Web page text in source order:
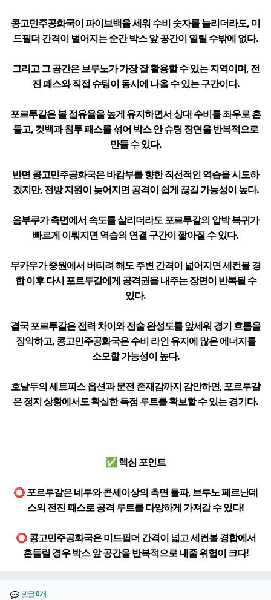
콩고민주공화국이 파이브백을 세워 수비 숫자를 늘리더라도, 미
드필더 간격이 벌어지는 순간 박스 앞 공간이 열릴 수밖에 없다.
그리고 그 공간은 브루노가 가장 잘 활용할 수 있는 지역이며, 전
진 패스와 직접 슈팅이 동시에 나올 수 있는 구간이다.
포르투갈은 볼 점유율을 높게 유지하면서 상대 수비를 좌우로 흔
들고, 컷백과 침투 패스를 섞어 박스 안 슈팅 장면을 반복적으로
만들 수 있다.
반면 콩고민주공화국은 바캄부를 향한 직선적인 역습을 시도하
겠지만, 전방 지원이 늦어지면 공격이 쉽게 끊길 가능성이 높다.
음부쿠가 측면에서 속도를 살리더라도 포르투갈의 압박 복귀가
빠르게 이뤄지면 역습의 연결 구간이 짧아질 수 있다.
무카우가 중원에서 버티려 해도 주변 간격이 넓어지면 세컨볼 경
합 이후 다시 포르투갈에게 공격권을 내주는 장면이 반복될 수
있다.
결국 포르투갈은 전력 차이와 전술 완성도를 앞세워 경기 흐름을
장악하고, 콩고민주공화국은 수비 라인 유지에 많은 에너지를
소모할 가능성이 높다.
호날두의 세트피스 옵션과 문전 존재감까지 감안하면, 포르투갈
은 정지 상황에서도 확실한 득점 루트를 확보할 수 있는 경기다.
✅ 핵심 포인트
⭕ 포르투갈은 네투와 콘세이상의 측면 돌파, 브루노 페르난데
스의 전진 패스로 공격 루트를 다양하게 가져갈 수 있다!
⭕ 콩고민주공화국은 미드필더 간격이 넓고 세컨볼 경합에서
흔들릴 경우 박스 앞 공간을 반복적으로 내줄 위험이 크다!
댓글0개